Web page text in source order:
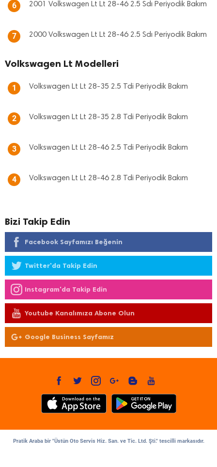
6 2001 Volkswagen Lt Lt 28-46 2.5 Sdı Periyodik Bakım
7 2000 Volkswagen Lt Lt 28-46 2.5 Sdı Periyodik Bakım
Volkswagen Lt Modelleri
1 Volkswagen Lt Lt 28-35 2.5 Tdi Periyodik Bakım
2 Volkswagen Lt Lt 28-35 2.8 Tdi Periyodik Bakım
3 Volkswagen Lt Lt 28-46 2.5 Tdi Periyodik Bakım
4 Volkswagen Lt Lt 28-46 2.8 Tdi Periyodik Bakım
Bizi Takip Edin
Facebook Sayfamızı Beğenin
Twitter'da Takip Edin
Instagram'da Takip Edin
Youtube Kanalımıza Abone Olun
Google Business Sayfamız
Pratik Araba bir "Üstün Oto Servis Hiz. San. ve Tic. Ltd. Şti." tescilli markasıdır.